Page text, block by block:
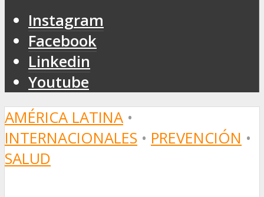
Instagram
Facebook
Linkedin
Youtube
AMÉRICA LATINA •
INTERNACIONALES • PREVENCIÓN •
SALUD